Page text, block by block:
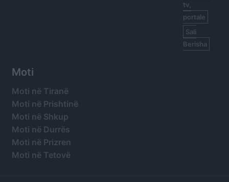
tv,
portale
Sali
Berisha
Moti
Moti në Tiranë
Moti në Prishtinë
Moti në Shkup
Moti në Durrës
Moti në Prizren
Moti në Tetovë